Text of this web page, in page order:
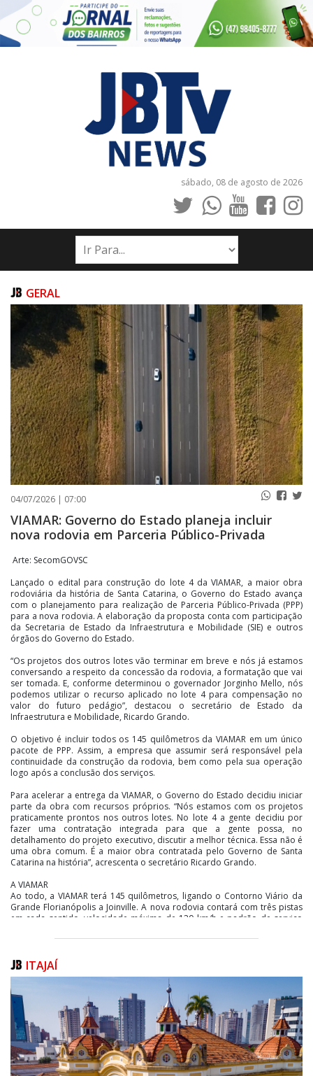
sábado, 08 de agosto de 2026
INÍCIO
NOTÍCIAS
PUBLICAÇÕES LEGAIS
CONTATO
GERAL
04/07/2026 | 07:00
VIAMAR: Governo do Estado planeja incluir
nova rodovia em Parceria Público-Privada
Arte: SecomGOVSC
Lançado o edital para construção do lote 4 da VIAMAR, a maior obra
rodoviária da história de Santa Catarina, o Governo do Estado avança
com o planejamento para realização de Parceria Público-Privada (PPP)
para a nova rodovia. A elaboração da proposta conta com participação
da Secretaria de Estado da Infraestrutura e Mobilidade (SIE) e outros
órgãos do Governo do Estado.
“Os projetos dos outros lotes vão terminar em breve e nós já estamos
conversando a respeito da concessão da rodovia, a formatação que vai
ser tomada. E, conforme determinou o governador Jorginho Mello, nós
podemos utilizar o recurso aplicado no lote 4 para compensação no
valor do futuro pedágio”, destacou o secretário de Estado da
Infraestrutura e Mobilidade, Ricardo Grando.
O objetivo é incluir todos os 145 quilômetros da VIAMAR em um único
pacote de PPP. Assim, a empresa que assumir será responsável pela
continuidade da construção da rodovia, bem como pela sua operação
logo após a conclusão dos serviços.
Para acelerar a entrega da VIAMAR, o Governo do Estado decidiu iniciar
parte da obra com recursos próprios. “Nós estamos com os projetos
praticamente prontos nos outros lotes. No lote 4 a gente decidiu por
fazer uma contratação integrada para que a gente possa, no
detalhamento do projeto executivo, discutir a melhor técnica. Essa não é
uma obra comum. É a maior obra contratada pelo Governo de Santa
Catarina na história”, acrescenta o secretário Ricardo Grando.
A VIAMAR
Ao todo, a VIAMAR terá 145 quilômetros, ligando o Contorno Viário da
Grande Florianópolis a Joinville. A nova rodovia contará com três pistas
em cada sentido, velocidade máxima de 120 km/h e padrão de serviço
priorizando o tráfego expresso. O investimento total deve superar R$ 8
O trecho inicial, correspondente ao lote 4, tem 24,6 quilômetros de
extensão entre a SC-486, em Itajaí, e a SC-414, entre Luiz Alves e
Navegantes. O investimento previsto, conforme a SIE, soma
aproximadamente R$ 2,2 bilhões. Projetados de forma independente, os
lotes da VIAMAR têm funcionalidade própria. Ou seja, podem ser
liberados ao tráfego assim que forem concluídos.
ITAJAÍ